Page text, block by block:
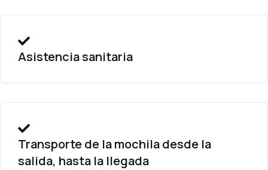
Asistencia sanitaria
Transporte de la mochila desde la
salida, hasta la llegada